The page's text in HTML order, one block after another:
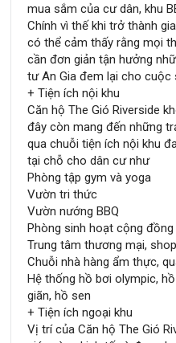
mua sắm của cư dân, khu
Chính vì thế khi trở thành
có thể cảm thấy rằng mọi
cần đơn giản tận hưởng
tư An Gia đem lại cho cuộc
+ Tiện ích nội khu
Căn hộ The Gió Riverside
đây còn mang đến những
qua chuỗi tiện ích nội khu
tại chỗ cho dân cư như
Phòng tập gym và yoga
Vườn tri thức
Vườn nướng BBQ
Phòng sinh hoạt cộng đồng
Trung tâm thương mại,
Chuỗi nhà hàng ẩm thực,
Hệ thống hồ bơi olympic,
giãn, hồ sen
+ Tiện ích ngoại khu
Vị trí của Căn hộ The Gió